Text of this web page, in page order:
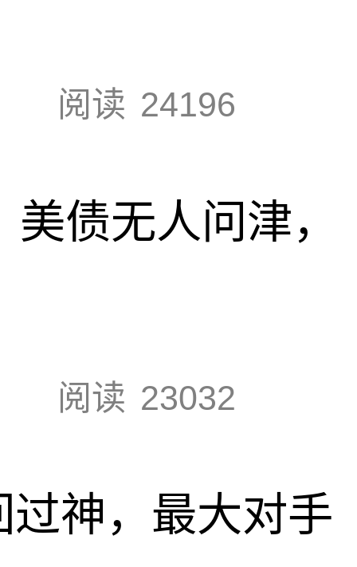
阅读 24196
债无人问津，
阅读 23032
神，最大对手